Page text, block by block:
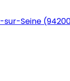
sur-Seine